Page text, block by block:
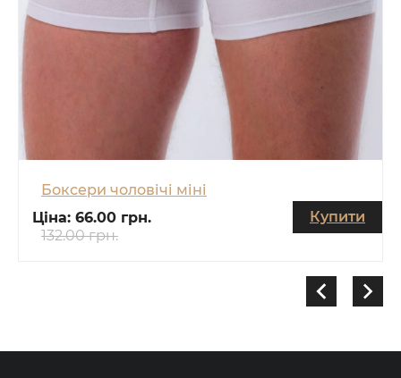
Боксери чоловічі міні
Ціна: 66.00 грн.
132.00 грн.
Купити